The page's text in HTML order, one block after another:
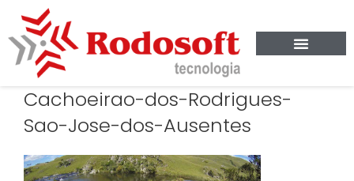
Cachoeirao-dos-Rodrigues-
Sao-Jose-dos-Ausentes